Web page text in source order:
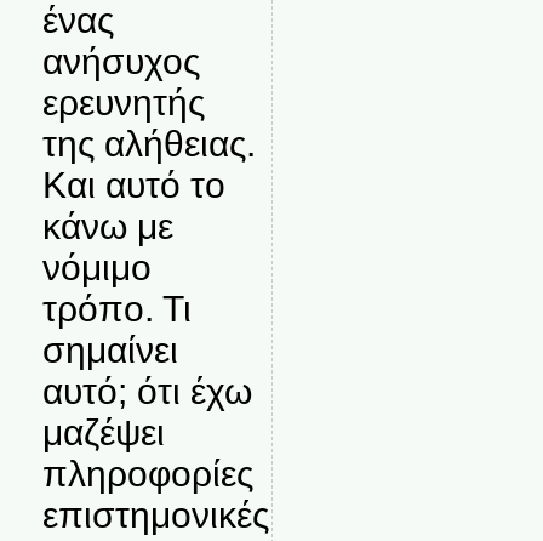
ένας
ανήσυχος
ερευνητής
της αλήθειας.
Και αυτό το
κάνω με
νόμιμο
τρόπο. Τι
σημαίνει
αυτό; ότι έχω
μαζέψει
πληροφορίες
επιστημονικές